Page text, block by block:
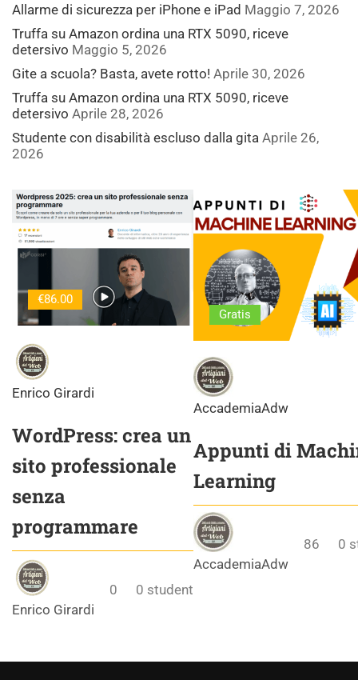
Allarme di sicurezza per iPhone e iPad Maggio 7, 2026
Truffa su Amazon ordina una RTX 5090, riceve
detersivo Maggio 5, 2026
Gite a scuola? Basta, avete rotto! Aprile 30, 2026
Truffa su Amazon ordina una RTX 5090, riceve
detersivo Aprile 28, 2026
Studente con disabilità escluso dalla gita Aprile 26,
2026
€86.00
Enrico Girardi
WordPress: crea un
sito professionale
senza
programmare
Enrico Girardi
0 0 student
Gratis
AccademiaAdw
Appunti di
Learning
AccademiaAdw
86 0